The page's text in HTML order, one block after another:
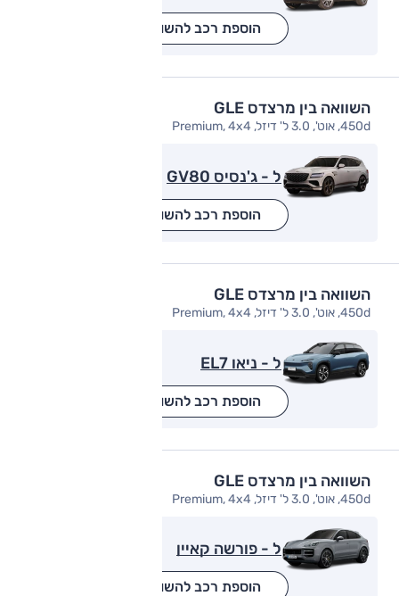
הוספת רכב להשוואה
השוואה בין מרצדס GLE
450d, אוט', 3.0 ל' דיזל, Premium, 4x4
ל - ג'נסיס GV80
הוספת רכב להשוואה
השוואה בין מרצדס GLE
450d, אוט', 3.0 ל' דיזל, Premium, 4x4
ל - ניאו EL7
הוספת רכב להשוואה
השוואה בין מרצדס GLE
450d, אוט', 3.0 ל' דיזל, Premium, 4x4
ל - פורשה קאיין
הוספת רכב להשוואה